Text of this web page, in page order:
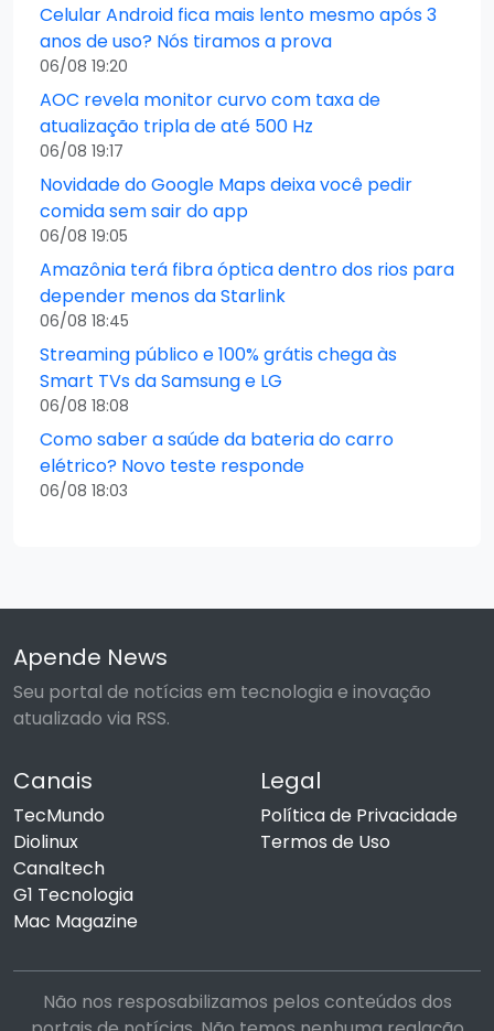
Celular Android fica mais lento mesmo após 3
anos de uso? Nós tiramos a prova
06/08 19:20
AOC revela monitor curvo com taxa de
atualização tripla de até 500 Hz
06/08 19:17
Novidade do Google Maps deixa você pedir
comida sem sair do app
06/08 19:05
Amazônia terá fibra óptica dentro dos rios para
depender menos da Starlink
06/08 18:45
Streaming público e 100% grátis chega às
Smart TVs da Samsung e LG
06/08 18:08
Como saber a saúde da bateria do carro
elétrico? Novo teste responde
06/08 18:03
Apende News
Seu portal de notícias em tecnologia e inovação
atualizado via RSS.
Canais
TecMundo
Diolinux
Canaltech
G1 Tecnologia
Mac Magazine
Legal
Política de Privacidade
Termos de Uso
Não nos resposabilizamos pelos conteúdos dos